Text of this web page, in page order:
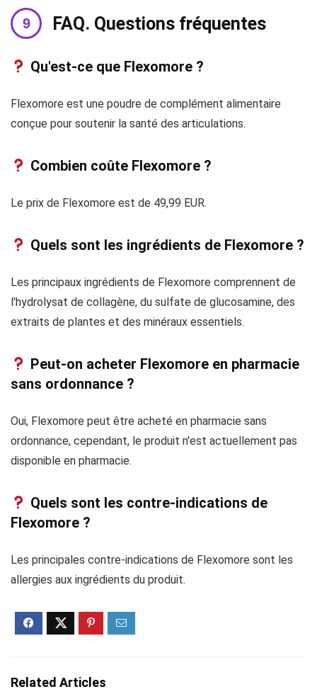
FAQ. Questions fréquentes
Qu'est-ce que Flexomore ?
Flexomore est une poudre de complément alimentaire
conçue pour soutenir la santé des articulations.
Combien coûte Flexomore ?
Le prix de Flexomore est de 49,99 EUR.
Quels sont les ingrédients de Flexomore ?
Les principaux ingrédients de Flexomore comprennent de
l'hydrolysat de collagène, du sulfate de glucosamine, des
extraits de plantes et des minéraux essentiels.
Peut-on acheter Flexomore en pharmacie
sans ordonnance ?
Oui, Flexomore peut être acheté en pharmacie sans
ordonnance, cependant, le produit n'est actuellement pas
disponible en pharmacie.
Quels sont les contre-indications de
Flexomore ?
Les principales contre-indications de Flexomore sont les
allergies aux ingrédients du produit.
Related Articles